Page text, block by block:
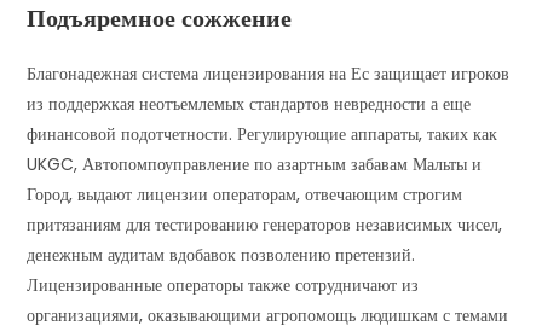
Подъяремное сожжение
Благонадежная система лицензирования на Ес защищает игроков
из поддержкая неотъемлемых стандартов невредности а еще
финансовой подотчетности. Регулирующие аппараты, таких как
UKGC, Автопомпоуправление по азартным забавам Мальты и
Город, выдают лицензии операторам, отвечающим строгим
притязаниям для тестированию генераторов независимых чисел,
денежным аудитам вдобавок позволению претензий.
Лицензированные операторы также сотрудничают из
организациями, оказывающими агропомощь людишкам с темами